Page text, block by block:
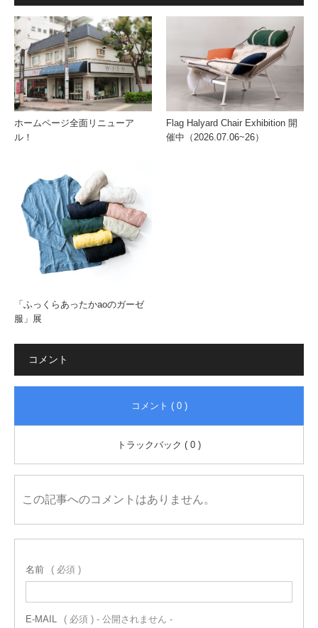
ホームページ全面リニューア
ル！
Flag Halyard Chair Exhibition 開
催中（2026.07.06~26）
「ふっくらあったかaoのガーゼ
服」展
コメント
コメント ( 0 )
トラックバック ( 0 )
この記事へのコメントはありません。
名前 ( 必須 )
E-MAIL ( 必須 ) - 公開されません -